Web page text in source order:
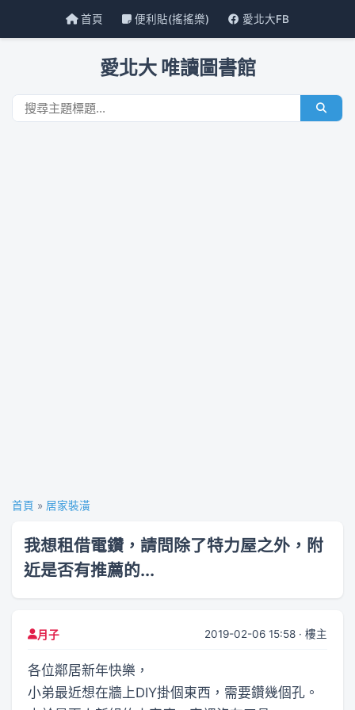
首頁 便利貼(搖搖樂) 愛北大FB
愛北大 唯讀圖書館
首頁 » 居家裝潢
我想租借電鑽，請問除了特力屋之外，附
近是否有推薦的...
月子 2019-02-06 15:58 · 樓主
各位鄰居新年快樂，
小弟最近想在牆上DIY掛個東西，需要鑽幾個孔。